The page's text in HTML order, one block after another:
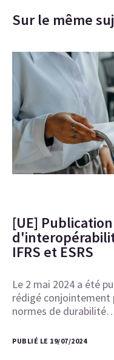
Sur le même
[UE]
IFRS et ESRS
Le 2 mai 2024 a été
rédigé conjointement
normes de
PUBLIÉ LE 19/07/2024